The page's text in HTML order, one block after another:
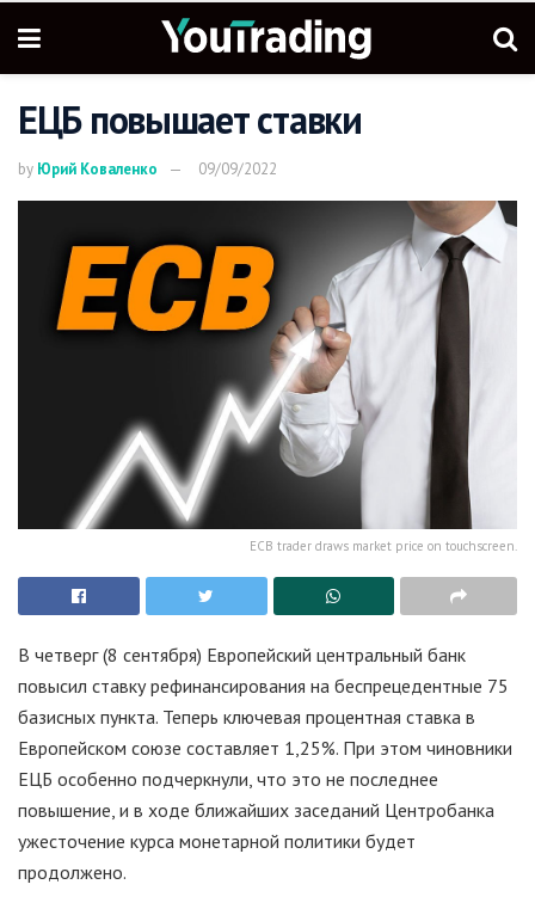
ЕЦБ повышает ставки
by Юрий Коваленко 09/09/2022
ECB trader draws market price on touchscreen.
В четверг (8 сентября) Европейский центральный банк
повысил ставку рефинансирования на беспрецедентные 75
базисных пункта. Теперь ключевая процентная ставка в
Европейском союзе составляет 1,25%. При этом чиновники
ЕЦБ особенно подчеркнули, что это не последнее
повышение, и в ходе ближайших заседаний Центробанка
ужесточение курса монетарной политики будет
продолжено.